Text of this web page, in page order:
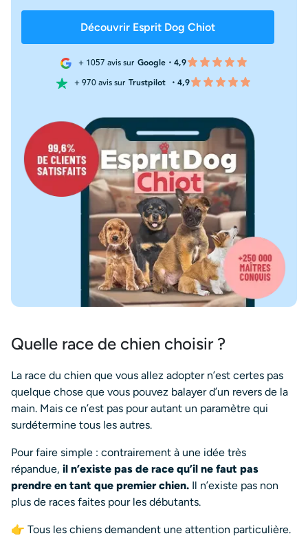
Découvrir Esprit Dog Chiot
+ 1057 avis sur Google・4,9
+ 970 avis sur Trustpilot ・4,9
Quelle race de chien choisir ?
La race du chien que vous allez adopter n’est certes pas
quelque chose que vous pouvez balayer d’un revers de la
main. Mais ce n’est pas pour autant un paramètre qui
surdétermine tous les autres.
Pour faire simple : contrairement à une idée très
répandue, il n’existe pas de race qu’il ne faut pas
prendre en tant que premier chien. Il n’existe pas non
plus de races faites pour les débutants.
👉 Tous les chiens demandent une attention particulière.